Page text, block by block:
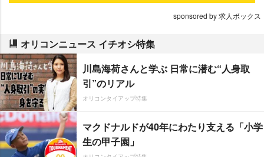
sponsored by 求人ボックス
オリコンニュース イチオシ特集
川島海荷さんと学ぶ 日常に潜む“人身取
引”のリアル
オリコンタイアップ特集
マクドナルドが40年にわたり支える「小学
生の甲子園」